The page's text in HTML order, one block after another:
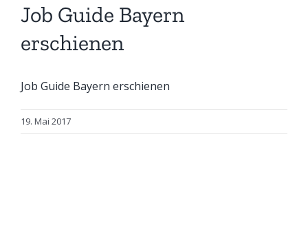
Job Guide Bayern
erschienen
Job Guide Bayern erschienen
19. Mai 2017